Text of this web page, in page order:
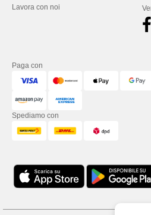
Lavora con noi
Paga con
Spediamo con